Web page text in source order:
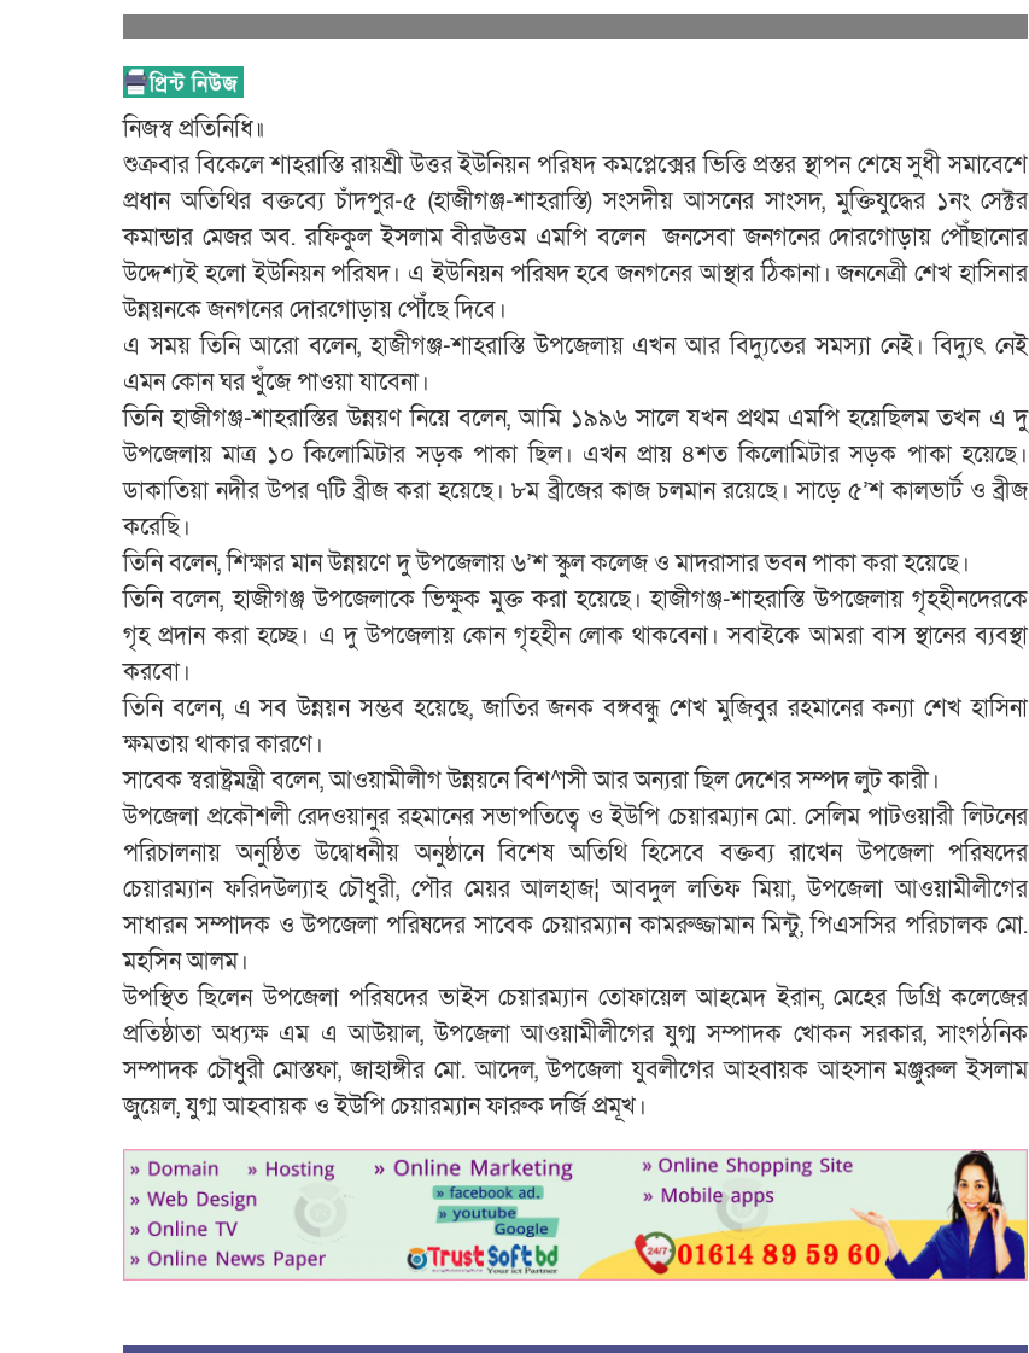
নিজস্ব প্রতিনিধি॥
শুক্রবার বিকেলে শাহরাস্তি রায়শ্রী উত্তর ইউনিয়ন পরিষদ কমপ্লেক্সের ভিত্তি প্রস্তর স্থাপন শেষে সুধী সমাবেশে
প্রধান অতিথির বক্তব্যে চাঁদপুর-৫ (হাজীগঞ্জ-শাহরাস্তি) সংসদীয় আসনের সাংসদ, মুক্তিযুদ্ধের ১নং সেক্টর
কমান্ডার মেজর অব. রফিকুল ইসলাম বীরউত্তম এমপি বলেন জনসেবা জনগনের দোরগোড়ায় পৌঁছানোর
উদ্দেশ্যই হলো ইউনিয়ন পরিষদ। এ ইউনিয়ন পরিষদ হবে জনগনের আস্থার ঠিকানা। জননেত্রী শেখ হাসিনার
উন্নয়নকে জনগনের দোরগোড়ায় পৌঁছে দিবে।
এ সময় তিনি আরো বলেন, হাজীগঞ্জ-শাহরাস্তি উপজেলায় এখন আর বিদ্যুতের সমস্যা নেই। বিদ্যুৎ নেই
এমন কোন ঘর খুঁজে পাওয়া যাবেনা।
তিনি হাজীগঞ্জ-শাহরাস্তির উন্নয়ণ নিয়ে বলেন, আমি ১৯৯৬ সালে যখন প্রথম এমপি হয়েছিলম তখন এ দু
উপজেলায় মাত্র ১০ কিলোমিটার সড়ক পাকা ছিল। এখন প্রায় ৪শত কিলোমিটার সড়ক পাকা হয়েছে।
ডাকাতিয়া নদীর উপর ৭টি ব্রীজ করা হয়েছে। ৮ম ব্রীজের কাজ চলমান রয়েছে। সাড়ে ৫’শ কালভার্ট ও ব্রীজ
করেছি।
তিনি বলেন, শিক্ষার মান উন্নয়ণে দু উপজেলায় ৬’শ স্কুল কলেজ ও মাদরাসার ভবন পাকা করা হয়েছে।
তিনি বলেন, হাজীগঞ্জ উপজেলাকে ভিক্ষুক মুক্ত করা হয়েছে। হাজীগঞ্জ-শাহরাস্তি উপজেলায় গৃহহীনদেরকে
গৃহ প্রদান করা হচ্ছে। এ দু উপজেলায় কোন গৃহহীন লোক থাকবেনা। সবাইকে আমরা বাস স্থানের ব্যবস্থা
করবো।
তিনি বলেন, এ সব উন্নয়ন সম্ভব হয়েছে, জাতির জনক বঙ্গবন্ধু শেখ মুজিবুর রহমানের কন্যা শেখ হাসিনা
ক্ষমতায় থাকার কারণে।
সাবেক স্বরাষ্ট্রমন্ত্রী বলেন, আওয়ামীলীগ উন্নয়নে বিশ^াসী আর অন্যরা ছিল দেশের সম্পদ লুট কারী।
উপজেলা প্রকৌশলী রেদওয়ানুর রহমানের সভাপতিত্বে ও ইউপি চেয়ারম্যান মো. সেলিম পাটওয়ারী লিটনের
পরিচালনায় অনুষ্ঠিত উদ্বোধনীয় অনুষ্ঠানে বিশেষ অতিথি হিসেবে বক্তব্য রাখেন উপজেলা পরিষদের
চেয়ারম্যান ফরিদউল্যাহ চৌধুরী, পৌর মেয়র আলহাজ¦ আবদুল লতিফ মিয়া, উপজেলা আওয়ামীলীগের
সাধারন সম্পাদক ও উপজেলা পরিষদের সাবেক চেয়ারম্যান কামরুজ্জামান মিন্টু, পিএসসির পরিচালক মো.
মহসিন আলম।
উপস্থিত ছিলেন উপজেলা পরিষদের ভাইস চেয়ারম্যান তোফায়েল আহমেদ ইরান, মেহের ডিগ্রি কলেজের
প্রতিষ্ঠাতা অধ্যক্ষ এম এ আউয়াল, উপজেলা আওয়ামীলীগের যুগ্ম সম্পাদক খোকন সরকার, সাংগঠনিক
সম্পাদক চৌধুরী মোস্তফা, জাহাঙ্গীর মো. আদেল, উপজেলা যুবলীগের আহবায়ক আহসান মঞ্জুরুল ইসলাম
জুয়েল, যুগ্ম আহবায়ক ও ইউপি চেয়ারম্যান ফারুক দর্জি প্রমূখ।